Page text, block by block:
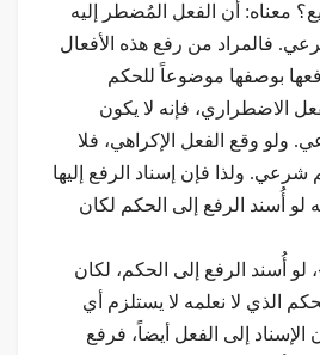
معناه: أن الفعل المُضطر إليه
فالمراد من رفع هذه الأفعال
بوصفها موضوعاً للحكم
الاضطراري، فإنه لا يكون
وقع الفعل الإكراهي، فلا
ولذا فإن إسناد الرفع إليها
لو أُسند الرفع إلى الحكم لكان
لو أُسند الرفع إلى الحكم، لكان
الذي لا نعلمه لا يستلزم أي
إلى الفعل أيضاً، فرفع